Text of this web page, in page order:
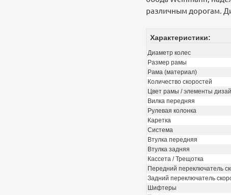
различным дорогам.
Характеристики:
Диаметр колес
Размер рамы
Рама (материал)
Количество скоростей
Цвет рамы / элементы
Вилка передняя
Рулевая колонка
Каретка
Система
Втулка передняя
Втулка задняя
Кассета / Трещотка
Передний переключатель
Задний переключатель
Шифтеры